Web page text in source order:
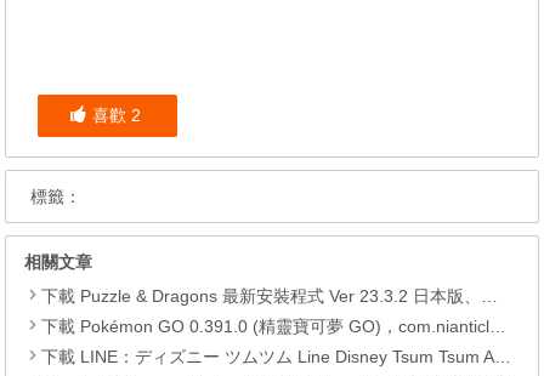
喜歡 2
標籤：
相關文章
下載 Puzzle & Dragons 最新安裝程式 Ver 23.3.2 日本版、港台版… (PAD Radar) (.apk) (.xapk)
下載 Pokémon GO 0.391.0 (精靈寶可夢 GO)，com.nianticlabs.pokemongo (.apk) (.xapk)
下載 LINE：ディズニー ツムツム Line Disney Tsum Tsum APK